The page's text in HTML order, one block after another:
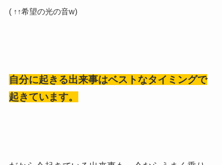
( ↑↑希望の光の音w)
自分に起きる出来事はベストなタイミングで
起きています。